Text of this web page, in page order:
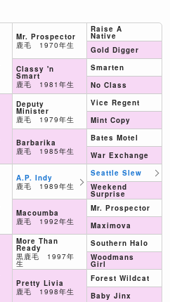
Mr. Prospector
鹿毛 1970年生
Classy 'n
Smart
鹿毛 1981年生
Deputy
Minister
鹿毛 1979年生
Barbarika
鹿毛 1985年生
A.P. Indy
鹿毛 1989年生
Macoumba
鹿毛 1992年生
More Than
Ready
黒鹿毛 1997年
生
Pretty Livia
鹿毛 1998年生
Raise A
Native
Gold Digger
Smarten
No Class
Vice Regent
Mint Copy
Bates Motel
War Exchange
Seattle Slew
Weekend
Surprise
Mr. Prospector
Maximova
Southern Halo
Woodmans
Girl
Forest Wildcat
Baby Jinx